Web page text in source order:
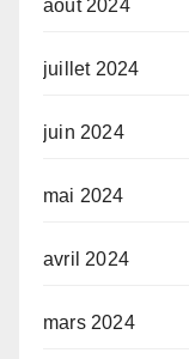
août 2024
juillet 2024
juin 2024
mai 2024
avril 2024
mars 2024